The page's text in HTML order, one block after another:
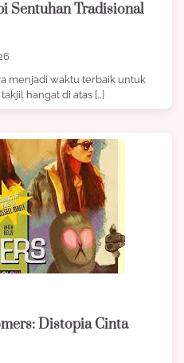
Sentuhan Tradisional
menjadi waktu terbaik untuk
hangat di atas […]
Distopia Cinta